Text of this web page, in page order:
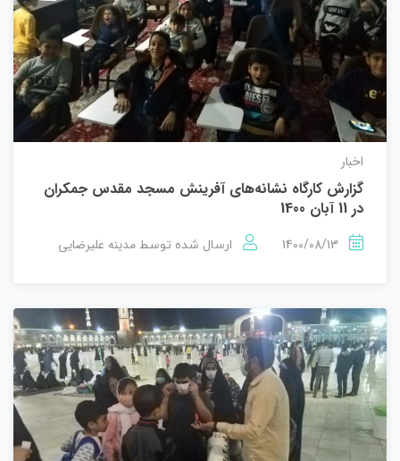
اخبار
گزارش کارگاه نشانه‌های آفرینش مسجد مقدس جمکران
در 11 آبان 1400
1400/08/13 ارسال شده توسط مدینه علیرضایی